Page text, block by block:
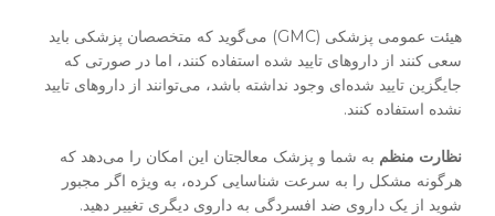
هیئت عمومی پزشکی (GMC) می‌گوید که متخصصان پزشکی باید
سعی کنند از داروهای تایید شده استفاده کنند، اما در صورتی که
جایگزین تایید شده‌ای وجود نداشته باشد، می‌توانند از داروهای تایید
نشده استفاده کنند.
نظارت منظم به شما و پزشک معالجتان این امکان را می‌دهد که
هرگونه مشکل را به سرعت شناسایی کرده، به ویژه اگر مجبور
شوید از یک داروی ضد افسردگی به داروی دیگری تغییر دهید.